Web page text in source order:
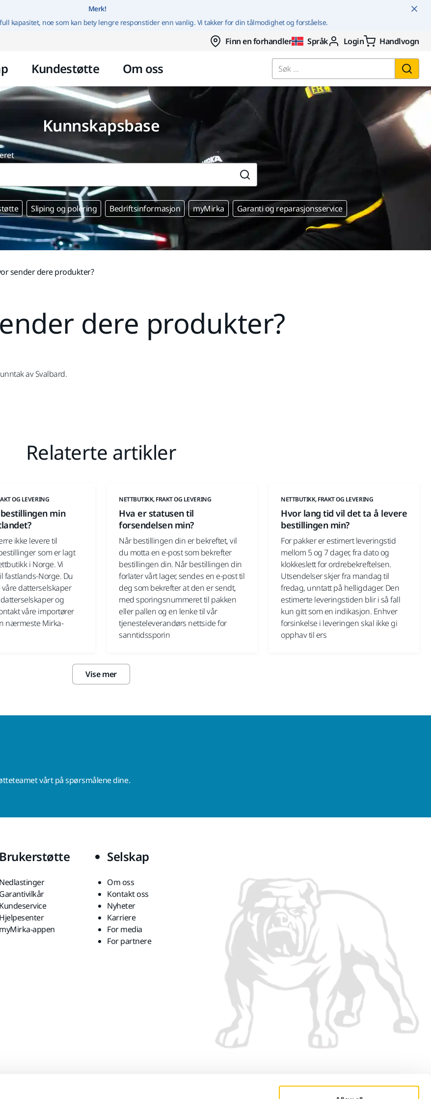
Gå til innhold
Merk!
kapasitet, noe som kan bety lengre responstider enn vanlig. Vi takker for din tålmodighet og forståelse.
Finn en forhandler Språk Login Handlvogn
Kundestøtte Om oss Søk ...
Kunnskapsbase
Sliping og polering Bedriftsinformasjon myMirka Garanti og reparasjonsservice
sender dere produkter?
dere produkter?
av Svalbard.
Relaterte artikler
OG LEVERING
min
ikke levere til
som er lagt
i Norge. Vi
fastlands-Norge. Du
datterselskaper
og
våre importører
nærmeste Mirka-
NETTBUTIKK, FRAKT OG LEVERING
Hva er statusen til
forsendelsen min?
Når bestillingen din er bekreftet, vil
du motta en e-post som bekrefter
bestillingen din. Når bestillingen din
forlater vårt lager, sendes en e-post til
deg som bekrefter at den er sendt,
med sporingsnummeret til pakken
eller pallen og en lenke til vår
tjenesteleverandørs nettside for
sanntidssporin
NETTBUTIKK, FRAKT OG LEVERING
Hvor lang tid vil det ta å levere
bestillingen min?
For pakker er estimert leveringstid
mellom 5 og 7 dager, fra dato og
klokkeslett for ordrebekreftelsen.
Utsendelser skjer fra mandag til
fredag, unntatt på helligdager. Den
estimerte leveringstiden blir i så fall
kun gitt som en indikasjon. Enhver
forsinkelse i leveringen skal ikke gi
opphav til ers
Vise mer
vårt på spørsmålene dine.
Brukerstøtte
Nedlastinger
Garantivilkår
Kundeservice
Hjelpesenter
myMirka-appen
Selskap
Om oss
Kontakt oss
Nyheter
Karriere
For media
For partnere